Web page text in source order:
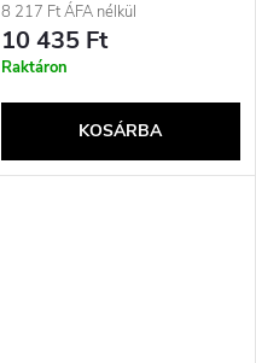
8 217 Ft ÁFA nélkül
10 435 Ft
Raktáron
KOSÁRBA